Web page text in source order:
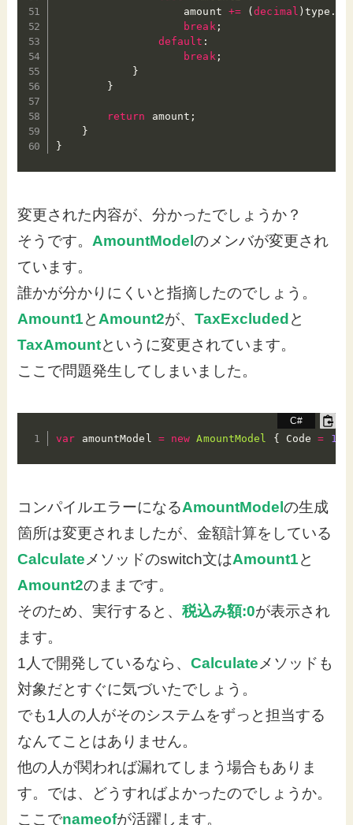
                    amount
+= (decimal )type .
break;
default :
break;
}
}
return amount ;
}
}
変更された内容が、分かったでしょうか？
そうです。 AmountModelのメンバが変更され
ています。
誰かが分かりにくいと指摘したのでしょう。
Amount1と Amount2が、TaxExcludedと
TaxAmountというに変更されています。
ここで問題発生してしまいました。
var amountModel = new AmountModel { Code =
コンパイルエラーになるAmountModelの生成
箇所は変更されましたが、金額計算をしている
Calculate メソッドのswitch文はAmount1と
Amount2のままです。
そのため、実行すると、税込み額:0が表示され
ます。
1人で開発しているなら、Calculate メソッドも
対象だとすぐに気づいたでしょう。
でも1人の人がそのシステムをずっと担当する
なんてことはありません。
他の人が関われば漏れてしまう場合もありま
す。では、どうすればよかったのでしょうか。
ここでnameofが活躍します。